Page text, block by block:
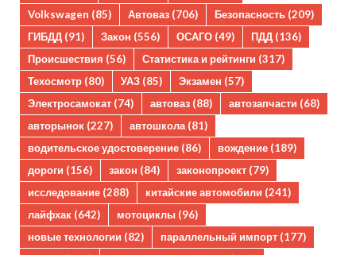
Volkswagen (85) Автоваз (706) Безопасность (209)
ГИБДД (91) Закон (556) ОСАГО (49) ПДД (136)
Происшествия (56) Статистика и рейтинги (317)
Техосмотр (80) УАЗ (85) Экзамен (57)
Электросамокат (74) автоваз (88) автозапчасти (68)
авторынок (227) автошкола(81)
водительское удостоверение (86) вождение (189)
дороги (156) закон (84) законопроект (79)
исследование (288) китайские автомобили (241)
лайфхак (642) мотоциклы (96)
новые технологии (82) параллельный импорт (177)